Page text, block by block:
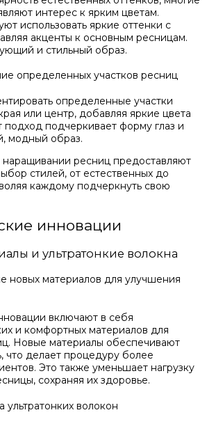
интерес к ярким цветам.
использовать яркие оттенки с
акценты к основным ресницам.
и стильный образ.
определенных участков ресниц
определенные участки
или центр, добавляя яркие цвета
подход подчеркивает форму глаз и
модный образ.
ресниц предоставляют
стилей, от естественных до
каждому подчеркнуть свою
инновации
и ультратонкие волокна
новых материалов для улучшения
включают в себя
и комфортных материалов для
Новые материалы обеспечивают
что делает процедуру более
Это также уменьшает нагрузку
сохраняя их здоровье.
волокон